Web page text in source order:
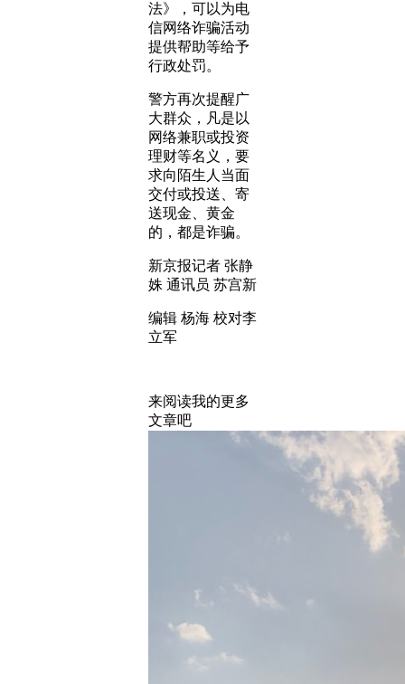
法》，可以为电
信网络诈骗活动
提供帮助等给予
行政处罚。
警方再次提醒广
大群众，凡是以
网络兼职或投资
理财等名义，要
求向陌生人当面
交付或投送、寄
送现金、黄金
的，都是诈骗。
新京报记者 张静
姝 通讯员 苏宫新
编辑 杨海 校对李
立军
来阅读我的更多
文章吧